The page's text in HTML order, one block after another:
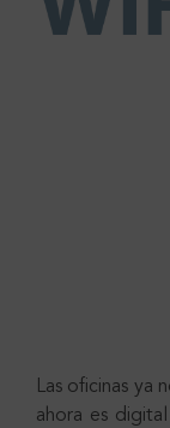
Las oficinas ya
ahora es